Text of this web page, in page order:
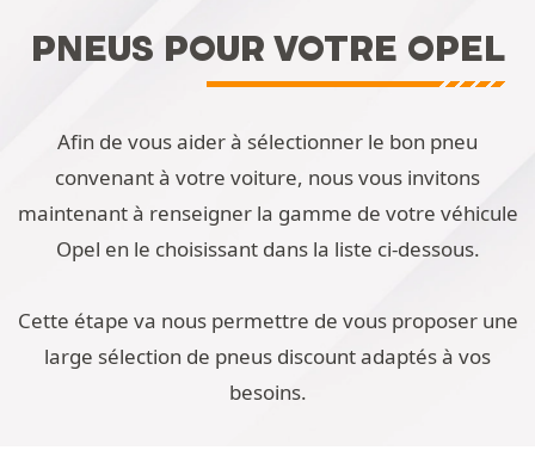
PNEUS POUR VOTRE OPEL
Afin de vous aider à sélectionner le bon pneu
convenant à votre voiture, nous vous invitons
maintenant à renseigner la gamme de votre véhicule
Opel en le choisissant dans la liste ci-dessous.
Cette étape va nous permettre de vous proposer une
large sélection de pneus discount adaptés à vos
besoins.